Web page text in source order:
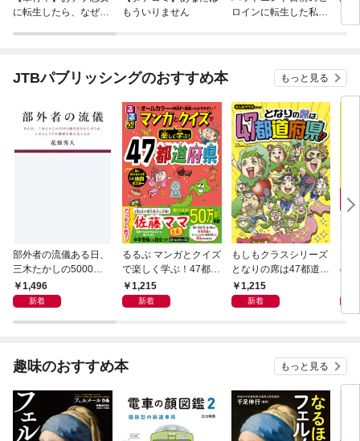
に転生したら、なぜか
もういりません
ロインに転生した私、
JTBパブリッシングのおすすめ本 もっと見る
部外者の流儀ある日、
三木たかしの5000曲
を託されたぼくは、い
かにしてその価値を最
1,496
新着
るるぶ マンガとクイズ
で楽しく学ぶ！47都道
府県1,215
新着
もしもクラスシリーズ
となりの席は47都道府
県!?1,215
新着
は
の
趣味のおすすめ本 もっと見る